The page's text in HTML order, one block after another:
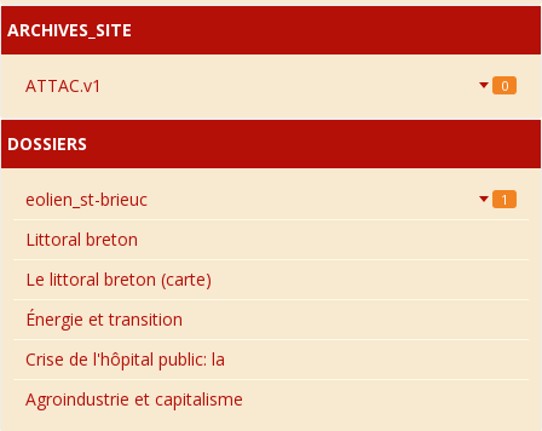
ARCHIVES_SITE
ATTAC.v1 0
DOSSIERS
eolien_st-brieuc 1
Littoral breton
Le littoral breton (carte)
Énergie et transition
Crise de l'hôpital public: la
Agroindustrie et capitalisme